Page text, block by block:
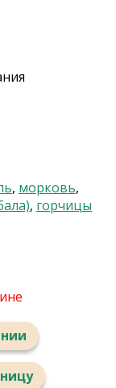
, морковь,
, горчицы